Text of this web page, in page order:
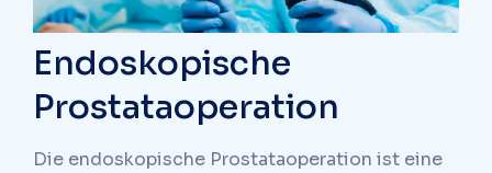
Endoskopische
Prostataoperation
Die endoskopische Prostataoperation ist eine